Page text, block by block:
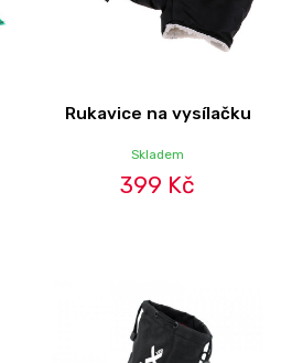
Rukavice na vysílačku
Skladem
399 Kč